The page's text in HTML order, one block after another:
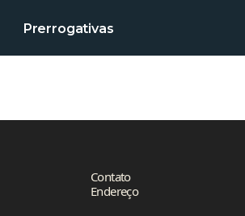
Prerrogativas
Contato
Endereço